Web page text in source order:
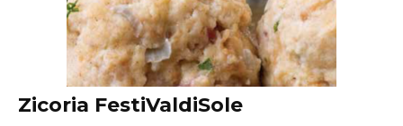
Zicoria FestiValdiSole